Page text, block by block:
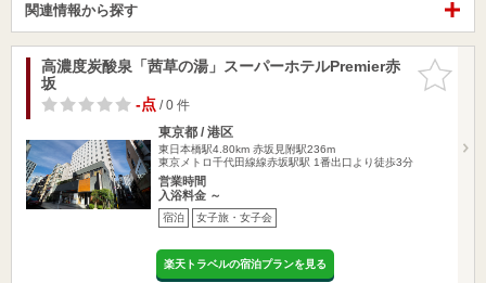
関連情報から探す
お気に入
りに追加
高濃度炭酸泉「茜草の湯」スーパーホテルPremier赤
坂
-点/ 0 件
東京都 / 港区
東日本橋駅4.80km 赤坂見附駅236m
東京メトロ千代田線線赤坂駅駅 1番出口より徒歩3分
営業時間
入浴料金 ～
宿泊 女子旅・女子会
楽天トラベルの宿泊プランを見る